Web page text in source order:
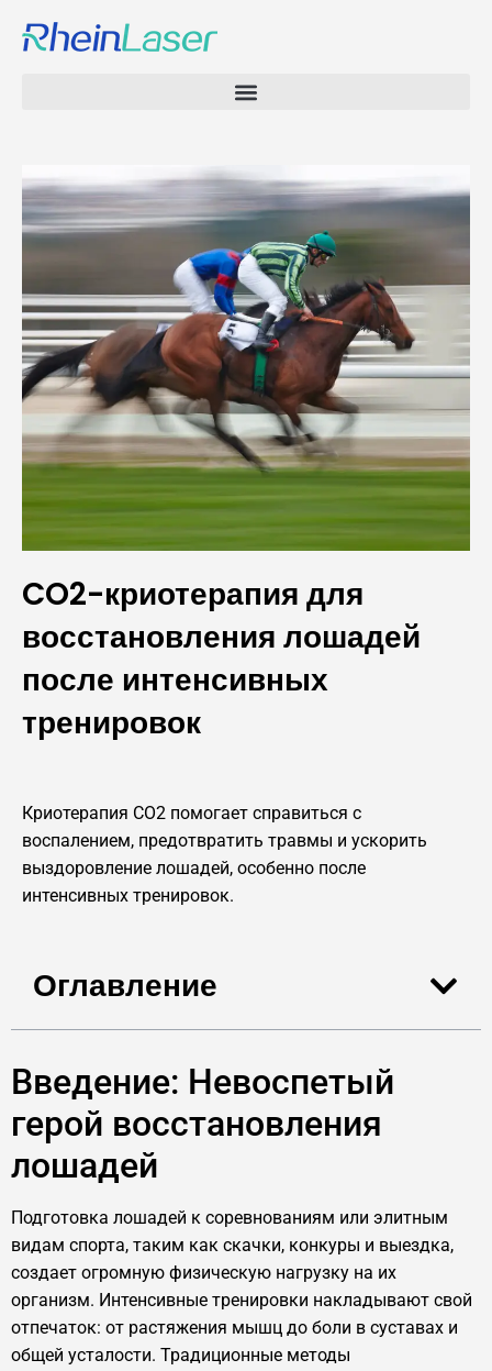
CO2-криотерапия для
восстановления лошадей
после интенсивных
тренировок
Криотерапия CO2 помогает справиться с
воспалением, предотвратить травмы и ускорить
выздоровление лошадей, особенно после
интенсивных тренировок.
Оглавление
Введение: Невоспетый
герой восстановления
лошадей
Подготовка лошадей к соревнованиям или элитным
видам спорта, таким как скачки, конкуры и выездка,
создает огромную физическую нагрузку на их
организм. Интенсивные тренировки накладывают свой
отпечаток: от растяжения мышц до боли в суставах и
общей усталости. Традиционные методы